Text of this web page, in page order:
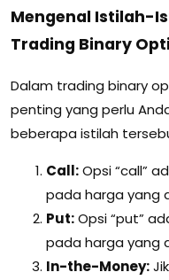
Mengenal Istilah-
Trading Binary
Dalam trading binary
penting yang perlu
beberapa istilah
Call:Opsi “call”
pada harga yang
Put:Opsi “put”
pada harga yang
In-the-Money: